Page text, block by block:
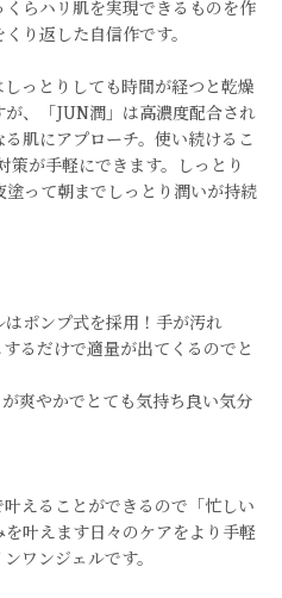
らハリ肌を実現できるものを作
り返した自信作です。
っとりしても時間が経つと乾燥
、「JUN潤」は高濃度配合され
肌にアプローチ。使い続けるこ
策が手軽にできます。しっとり
って朝までしっとり潤いが持続
ポンプ式を採用！手が汚れ
るだけで適量が出てくるのでと
爽やかでとても気持ち良い気分
えることができるので「忙しい
叶えます日々のケアをより手軽
ワンジェルです。